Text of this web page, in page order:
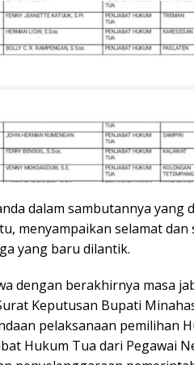
dalam sambutannya yang
menyampaikan selamat
yang baru dilantik.
dengan berakhirnya masa
Keputusan Bupati
pelaksanaan pemilihan
Hukum Tua dari Pegawai